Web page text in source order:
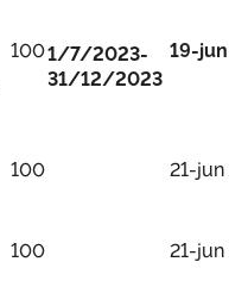
1/7/2023-
31/12/2023
100 19-jun
100 21-jun
100 21-jun